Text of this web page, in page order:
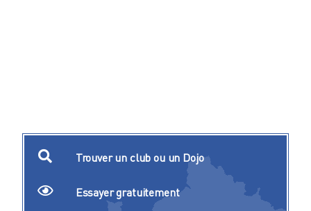
Trouver un club ou un Dojo
Essayer gratuitement